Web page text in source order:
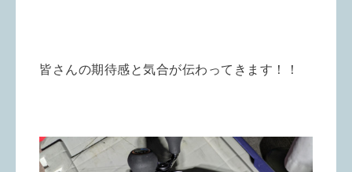
皆さんの期待感と気合が伝わってきます！！